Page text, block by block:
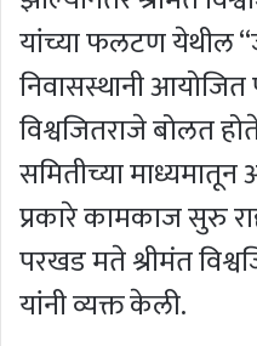
यांच्या फलटण येथील
निवासस्थानी आयोजित
विश्वजितराजे बोलत
समितीच्या
प्रकारे कामकाज सुरु
परखड मते श्रीमंत
यांनी व्यक्त केली.